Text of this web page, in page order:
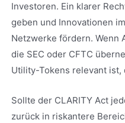
Investoren. Ein klarer
geben und Innovationen
Netzwerke fördern. Wenn
die SEC oder CFTC
Utility-Tokens relevant
Sollte der CLARITY Act
zurück in riskantere